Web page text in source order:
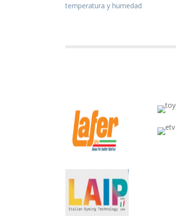
temperatura y humedad